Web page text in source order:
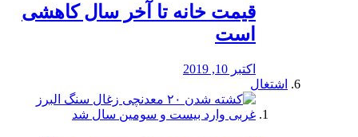
قیمت خانه تا آخر سال کاهشی
است
اکتبر 10, 2019
اشتغال